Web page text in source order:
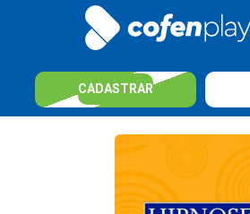
CADASTRAR